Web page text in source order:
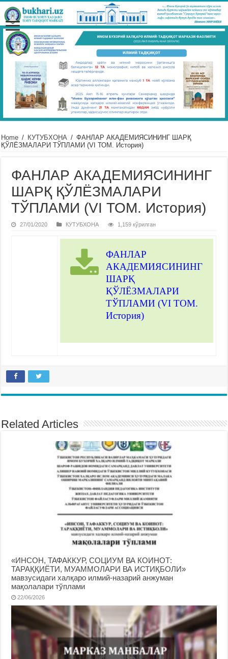
Home / КУТУБХОНА / ФАНЛАР АКАДЕМИЯСИНИНГ ШАРҚ
ҚЎЛЁЗМАЛАРИ ТЎПЛАМИ (VI ТОМ. История)
ФАНЛАР АКАДЕМИЯСИНИНГ
ШАРҚ ҚЎЛЁЗМАЛАРИ
ТЎПЛАМИ (VI ТОМ. История)
27/01/2020 КУТУБХОНА 1,159 кўрилган
ФАНЛАР
АКАДЕМИЯСИНИНГ
ШАРҚ
ҚЎЛЁЗМАЛАРИ
ТЎПЛАМИ (VI ТОМ.
История)
Related Articles
«ИНСОН, ТАФАККУР, СОЦИУМ ВА КОИНОТ:
ТАРАҚҚИЁТИ, МУАММОЛАРИ ВА ИСТИҚБОЛИ»
мавзусидаги халқаро илмий-назарий анжуман
мақолалари тўплами
22/06/2026